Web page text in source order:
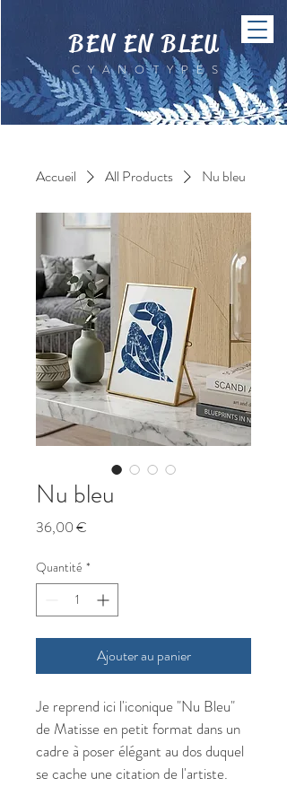
BEN EN BLEU
CYANOTYPES
Accueil All Products Nu bleu
Nu bleu
36,00 €
Quantité *
Ajouter au panier
Je reprend ici l'iconique "Nu Bleu"
de Matisse en petit format dans un
cadre à poser élégant au dos duquel
se cache une citation de l'artiste.